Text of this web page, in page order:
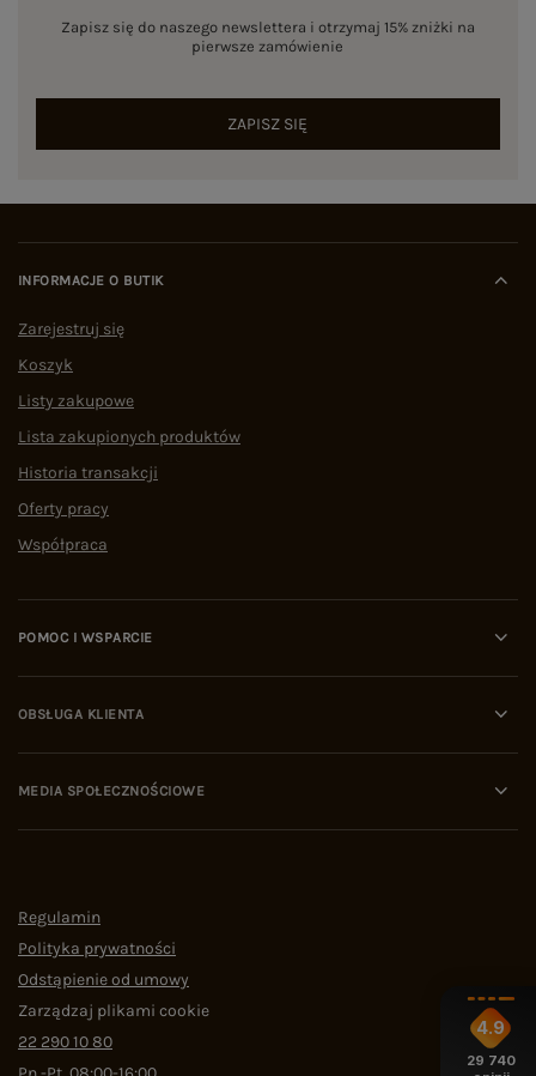
Zapisz się do naszego newslettera i otrzymaj 15% zniżki na
pierwsze zamówienie
ZAPISZ SIĘ
INFORMACJE O BUTIK
Zarejestruj się
Koszyk
Listy zakupowe
Lista zakupionych produktów
Historia transakcji
Oferty pracy
Współpraca
POMOC I WSPARCIE
OBSŁUGA KLIENTA
MEDIA SPOŁECZNOŚCIOWE
Regulamin
Polityka prywatności
Odstąpienie od umowy
Zarządzaj plikami cookie
22 290 10 80
4.9
29 740